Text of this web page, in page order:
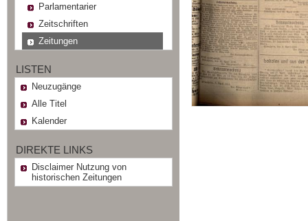
Parlamentarier
Zeitschriften
Zeitungen
LISTEN
Neuzugänge
Alle Titel
Kalender
DIREKTE LINKS
Disclaimer Nutzung von
historischen Zeitungen